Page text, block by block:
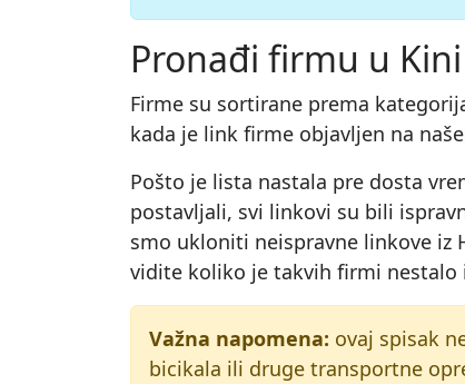
Pronađi firmu u Kini
Firme su sortirane prema
kada je link firme objavljen na
Pošto je lista nastala pre dosta
postavljali, svi linkovi su bili
smo ukloniti neispravne linkove iz
vidite koliko je takvih firmi
Važna napomena: ovaj spisak
bicikala ili druge transportne